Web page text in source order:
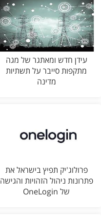
עידן חדש ומאתגר של מגה
מתקפות סייבר על תשתיות
מדינה
פרולוג'יק תפיץ בישראל את
פתרונות ניהול הזהויות והגישה
של OneLogin